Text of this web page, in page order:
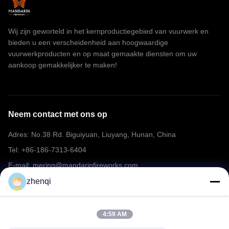
Wij zijn geworteld in het kernproductiegebied van vuurwerk en
bieden u een verscheidenheid aan hoogwaardige
vuurwerkproducten en op maat gemaakte diensten om uw
aankoop gemakkelijker te maken!
Neem contact met ons op
Adres: No.38 Rd. Biguiyuan, Liuyang, Hunan, China
Tel: +86-186-7313-6404
E-mail: mering@mandarinfireworks.com
zhenqi
4:59 AM